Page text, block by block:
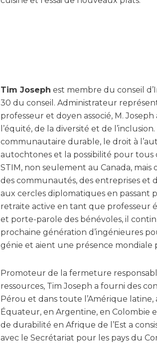
Tim Joseph est membre du conseil
30 du conseil. Administrateur
professeur et doyen associé, M.
l’équité, de la diversité et de
communautaire durable, le droit à
autochtones et la possibilité pour tous
STIM, non seulement au Canada, mais
des communautés, des entreprises et
aux cercles diplomatiques en passant
retraite active en tant que professeur
et porte-parole des bénévoles, il
prochaine génération d’ingénieures
génie et aient une présence
Promoteur de la fermeture
ressources, Tim Joseph a fourni des
Pérou et dans toute l’Amérique latine,
Équateur, en Argentine, en Colombie
de durabilité en Afrique de l’Est a
avec le Secrétariat pour les pays du